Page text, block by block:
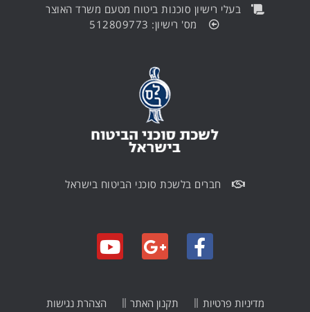
בעלי רישיון סוכנות ביטוח מטעם משרד האוצר
מס' רישיון: 512809773
חברים בלשכת סוכני הביטוח בישראל
מדיניות פרטיות תקנון האתר הצהרת נגישות